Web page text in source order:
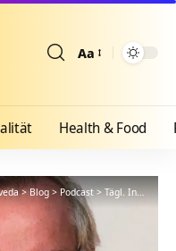
Aa
Health & Food
>Blog>Podcast>Tägl. Inspiration